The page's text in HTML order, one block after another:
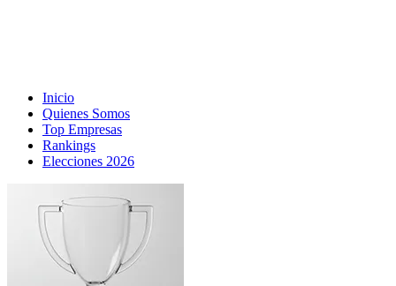
Inicio
Quienes Somos
Top Empresas
Rankings
Elecciones 2026